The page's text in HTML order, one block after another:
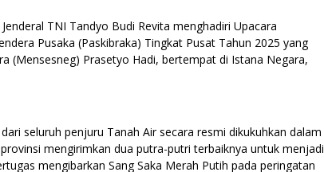
TNI Tandyo Budi Revita menghadiri Upacara
Pusaka (Paskibraka) Tingkat Pusat Tahun 2025 yang
(Mensesneg) Prasetyo Hadi, bertempat di Istana Negara,
seluruh penjuru Tanah Air secara resmi dikukuhkan dalam
mengirimkan dua putra-putri terbaiknya untuk menjadi
mengibarkan Sang Saka Merah Putih pada peringatan